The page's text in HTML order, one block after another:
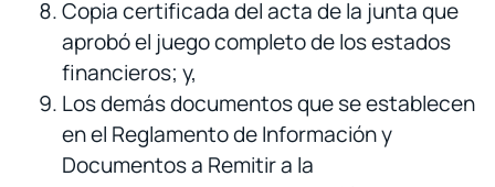
Copia certificada del acta de la junta que
aprobó el juego completo de los estados
financieros; y,
Los demás documentos que se establecen
en el Reglamento de Información y
Documentos a Remitir a la